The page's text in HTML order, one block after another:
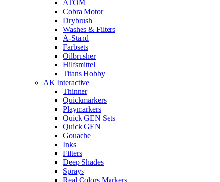
ATOM
Cobra Motor
Drybrush
Washes & Filters
A-Stand
Farbsets
Oilbrusher
Hilfsmittel
Titans Hobby
AK Interactive
Thinner
Quickmarkers
Playmarkers
Quick GEN Sets
Quick GEN
Gouache
Inks
Filters
Deep Shades
Sprays
Real Colors Markers